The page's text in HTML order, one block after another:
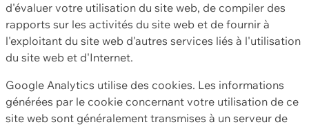
d'évaluer votre utilisation du site web, de compiler des
rapports sur les activités du site web et de fournir à
l'exploitant du site web d'autres services liés à l'utilisation
du site web et d'Internet.
Google Analytics utilise des cookies. Les informations
générées par le cookie concernant votre utilisation de ce
site web sont généralement transmises à un serveur de